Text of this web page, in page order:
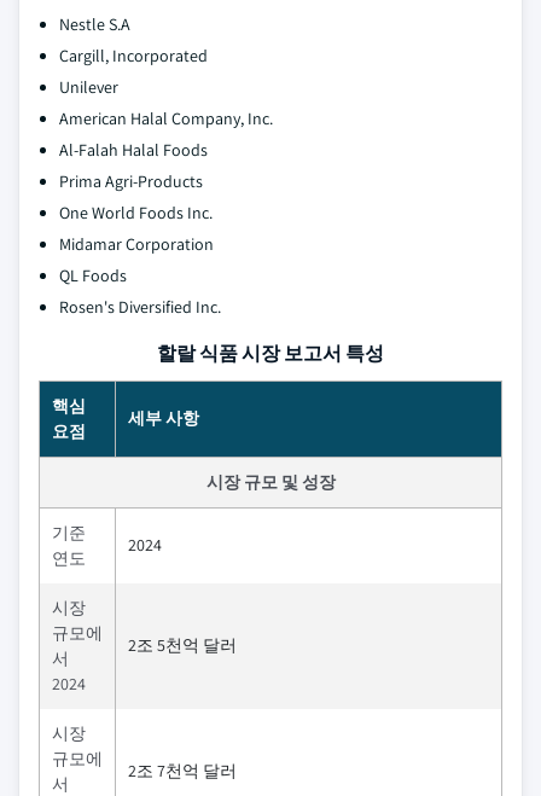
Nestle S.A
Cargill, Incorporated
Unilever
American Halal Company, Inc.
Al-Falah Halal Foods
Prima Agri-Products
One World Foods Inc.
Midamar Corporation
QL Foods
Rosen's Diversified Inc.
할랄 식품 시장 보고서 특성
핵심
요점
세부 사항
시장 규모 및 성장
기준
연도
2024
시장
규모에
서
2024
2조 5천억 달러
시장
규모에
서
2조 7천억 달러